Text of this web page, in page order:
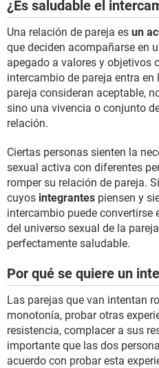
¿Es saludable el
Una relación de pareja es un
que deciden acompañarse en
apegado a valores y objetivos
intercambio de pareja entra
pareja consideran aceptable,
sino una vivencia o conjunto
relación.
Ciertas personas sienten la
sexual activa con diferentes
romper su relación de pareja.
cuyos integrantes piensen y
intercambio puede convertirse
del universo sexual de la
perfectamente saludable.
Por qué se quiere un
Las parejas que van intentan
monotonía, probar otras
resistencia, complacer a sus
importante que las dos
acuerdo con probar esta